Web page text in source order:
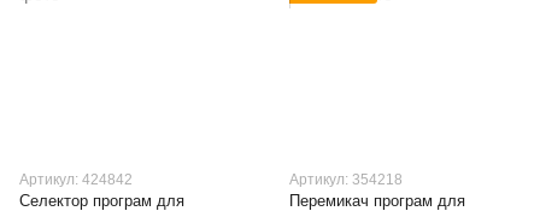
Артикул: 424842
Селектор програм для
Артикул: 354218
Перемикач програм для